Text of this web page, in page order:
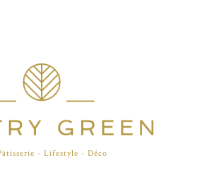
- Lifestyle - Déco